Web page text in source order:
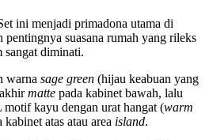
ini menjadi primadona utama di
pentingnya suasana rumah yang rileks
sangat diminati.
warna sage green (hijau keabuan yang
matte pada kabinet bawah, lalu
kayu dengan urat hangat (warm
kabinet atas atau area island.